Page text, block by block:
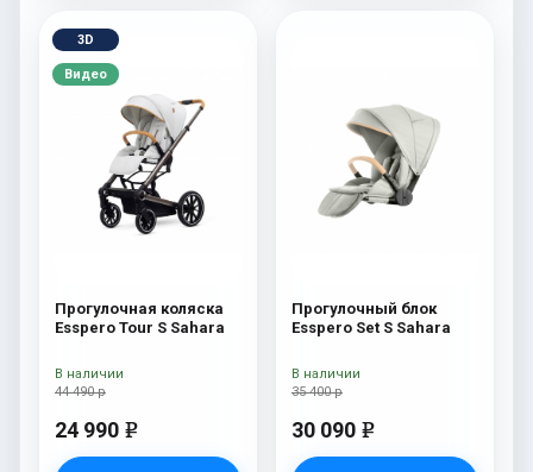
3D
Видео
Прогулочная коляска
Esspero Tour S Sahara
44 490 р
24 990 e
В наличии
Прогулочный блок
Esspero Set S Sahara
35 400 р
30 090 e
В наличии